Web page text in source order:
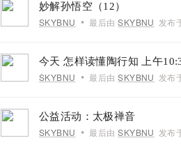
妙解孙悟空（12）
SKYBNU • 最后由 SKYBNU 发布
今天 怎样读懂陶行知 上午
SKYBNU • 最后由 SKYBNU 发布
公益活动：太极禅音
SKYBNU • 最后由 SKYBNU 发布